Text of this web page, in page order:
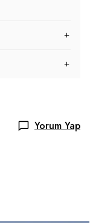
Yorum Yap